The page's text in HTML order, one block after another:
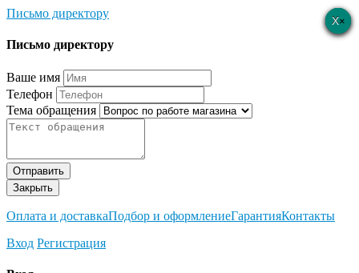
Письмо директору
×
Письмо директору
Ваше имя
Телефон
Тема обращения
Отправить
Закрыть
Оплата и доставкаПодбор и оформлениеГарантияКонтакты
Вход Регистрация
×
×
×
×